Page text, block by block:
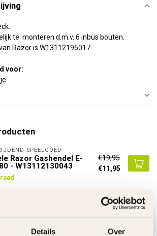
Details Over
te monteren d.m.v. 6 inbus bouten.
Razor is W13112195017.
voor:
SPEELGOED
Razor Gashendel E-
- W13112130043
€19,95
€11,95
€59,95